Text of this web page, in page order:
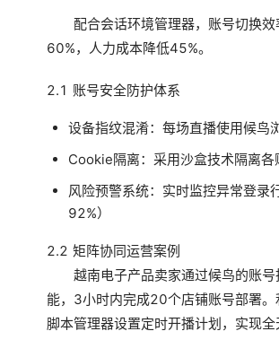
配合会话环境管理器，账号切换效
60%，人力成本降低45%。
2.1 账号安全防护体系
设备指纹混淆：每场直播使用候鸟
Cookie隔离：采用沙盒技术隔离各
风险预警系统：实时监控异常登录
92%）
2.2 矩阵协同运营案例
越南电子产品卖家通过候鸟的账号
能，3小时内完成20个店铺账号部署。
脚本管理器设置定时开播计划，实现全